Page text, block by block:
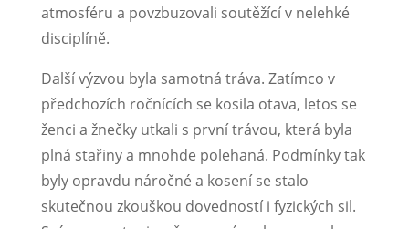
atmosféru a povzbuzovali soutěžící v nelehké
disciplíně.
Další výzvou byla samotná tráva. Zatímco v
předchozích ročnících se kosila otava, letos se
ženci a žnečky utkali s první trávou, která byla
plná stařiny a mnohde polehaná. Podmínky tak
byly opravdu náročné a kosení se stalo
skutečnou zkouškou dovedností i fyzických sil.